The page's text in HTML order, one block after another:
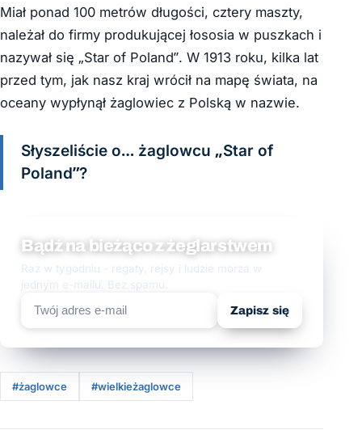
Miał ponad 100 metrów długości, cztery maszty,
należał do firmy produkującej łososia w puszkach i
nazywał się „Star of Poland”. W 1913 roku, kilka lat
przed tym, jak nasz kraj wrócił na mapę świata, na
oceany wypłynął żaglowiec z Polską w nazwie.
Słyszeliście o… żaglowcu „Star of
Poland”?
Bądź na bieżąco z żeglarstwem
Raz w tygodniu - regaty, rejsy i ludzie morza w
jednym e-mailu. Bez spamu.
Zapisz się
#żaglowce #wielkieżaglowce